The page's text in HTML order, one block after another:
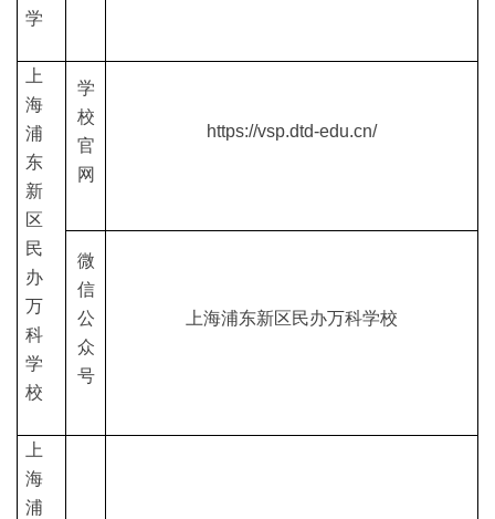
学
上
海
浦
东
新
区
民
办
万
科
学
校
学
校
官
网
https://vsp.dtd-edu.cn/
微
信
公
众
号
上海浦东新区民办万科学校
上
海
浦